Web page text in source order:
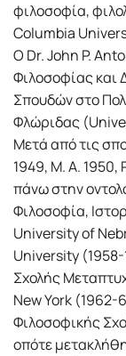
φιλοσοφία,
Columbia
Ο Dr. John P.
Φιλοσοφίας και
Σπουδών στο
Φλώριδας
Μετά από τις
1949, M. A. 1950,
πάνω στην
Φιλοσοφία,
University of
University
Σχολής
New York (1962-
Φιλοσοφικής
οπότε